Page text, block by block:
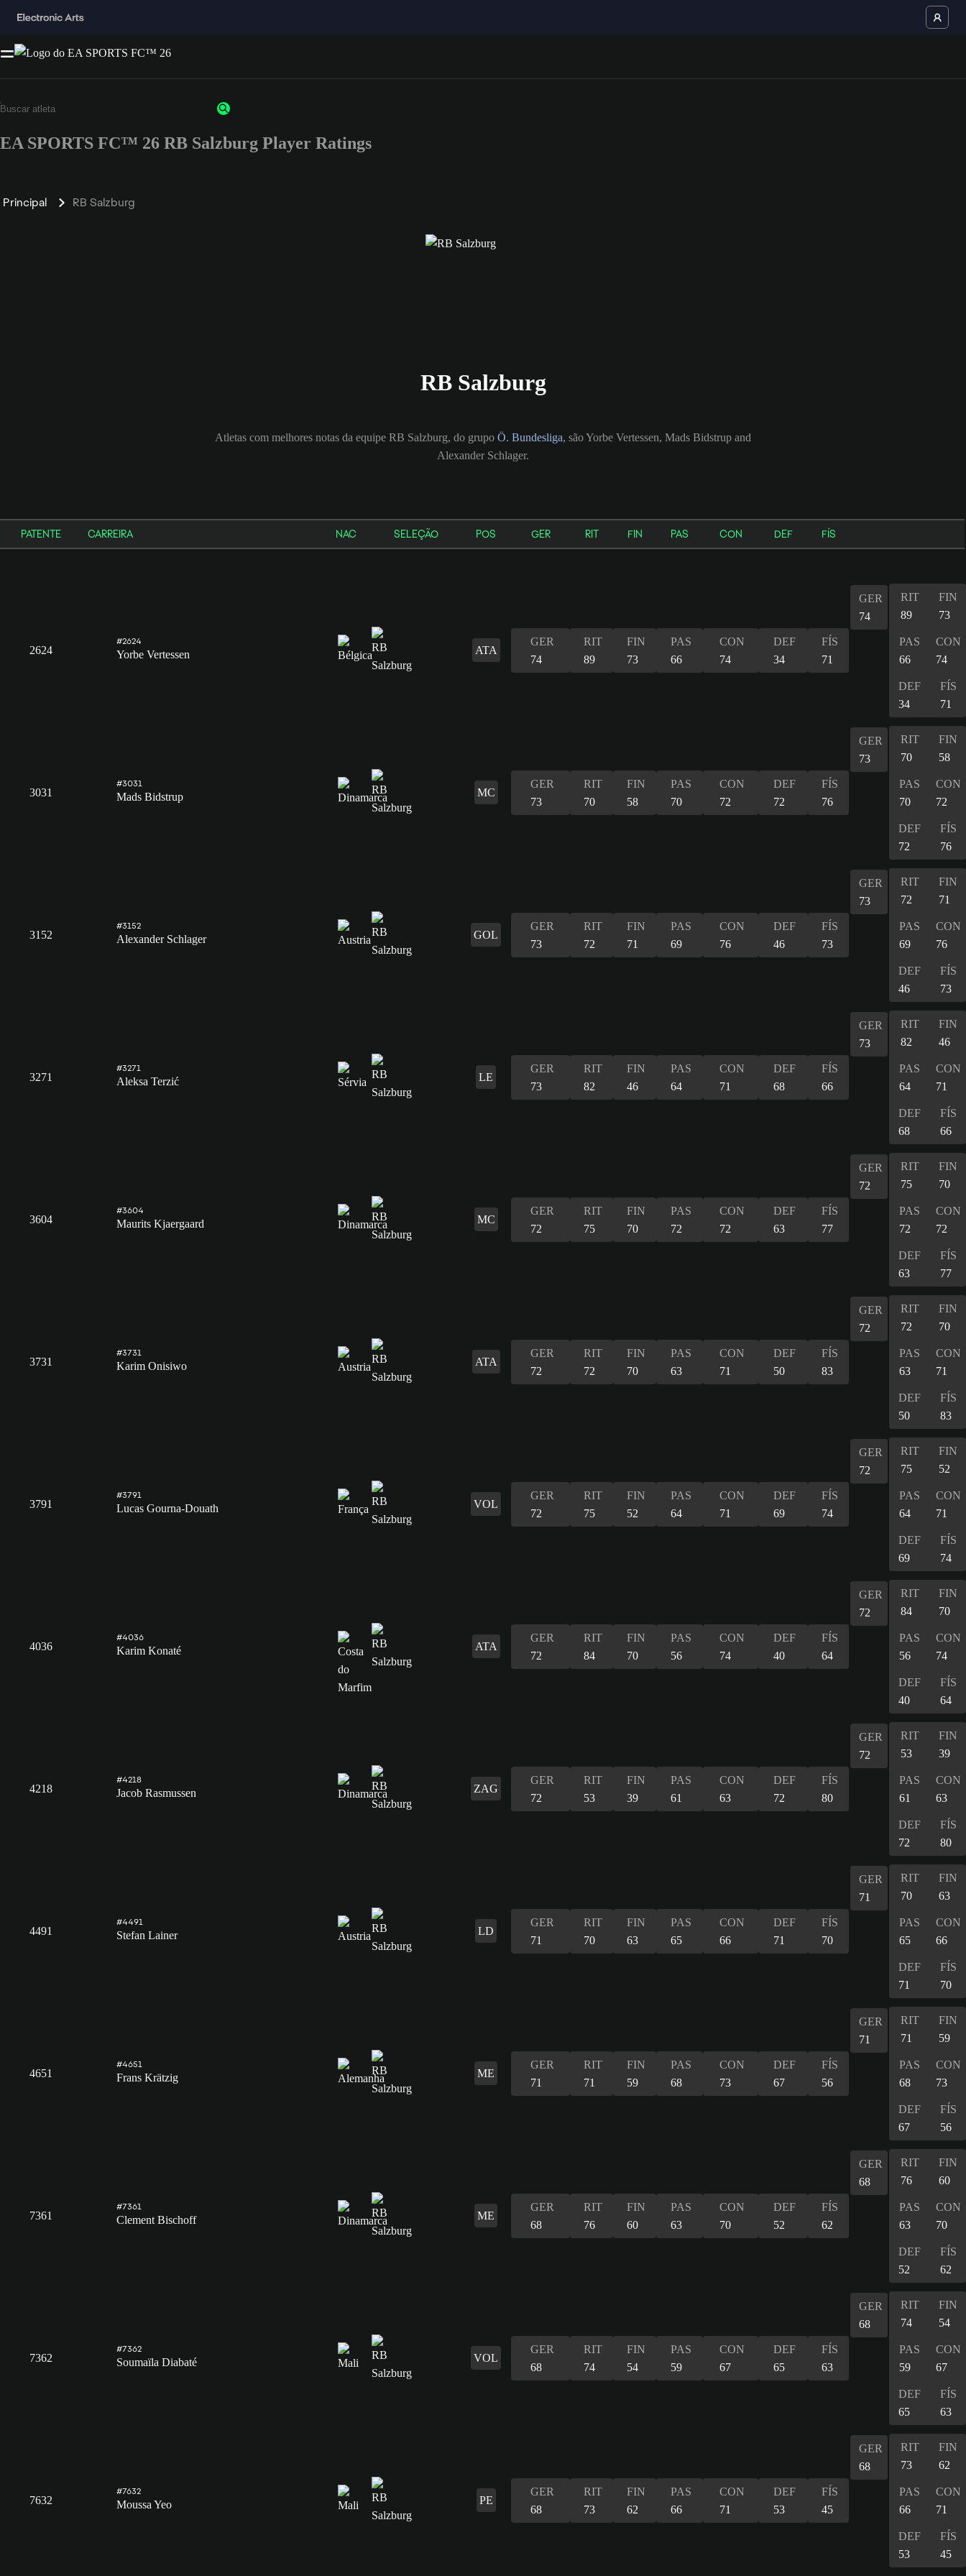
EA SPORTS FC™ 26 RB Salzburg Player Ratings
Principal RB Salzburg
RB Salzburg
Atletas com melhores notas da equipe RB Salzburg, do grupo Ö. Bundesliga, são Yorbe Vertessen, Mads Bidstrup and
Alexander Schlager.
PATENTE CARREIRA NAC SELEÇÃO POS GER RIT FIN PAS CON DEF FÍS
2624
#2624
Yorbe Vertessen ATA
GER
74
RIT
89
FIN
73
PAS
66
CON
74
DEF
34
FÍS
71
GER
74
RIT
89
FIN
73
PAS
66
CON
74
DEF
34
FÍS
71
3031
#3031
Mads Bidstrup MC
GER
73
RIT
70
FIN
58
PAS
70
CON
72
DEF
72
FÍS
76
GER
73
RIT
70
FIN
58
PAS
70
CON
72
DEF
72
FÍS
76
3152
#3152
Alexander Schlager GOL
GER
73
RIT
72
FIN
71
PAS
69
CON
76
DEF
46
FÍS
73
GER
73
RIT
72
FIN
71
PAS
69
CON
76
DEF
46
FÍS
73
3271
#3271
Aleksa Terzić LE
GER
73
RIT
82
FIN
46
PAS
64
CON
71
DEF
68
FÍS
66
GER
73
RIT
82
FIN
46
PAS
64
CON
71
DEF
68
FÍS
66
3604
#3604
Maurits Kjaergaard MC
GER
72
RIT
75
FIN
70
PAS
72
CON
72
DEF
63
FÍS
77
GER
72
RIT
75
FIN
70
PAS
72
CON
72
DEF
63
FÍS
77
3731
#3731
Karim Onisiwo ATA
GER
72
RIT
72
FIN
70
PAS
63
CON
71
DEF
50
FÍS
83
GER
72
RIT
72
FIN
70
PAS
63
CON
71
DEF
50
FÍS
83
3791
#3791
Lucas Gourna-Douath VOL
GER
72
RIT
75
FIN
52
PAS
64
CON
71
DEF
69
FÍS
74
GER
72
RIT
75
FIN
52
PAS
64
CON
71
DEF
69
FÍS
74
4036
#4036
Karim Konaté ATA
GER
72
RIT
84
FIN
70
PAS
56
CON
74
DEF
40
FÍS
64
GER
72
RIT
84
FIN
70
PAS
56
CON
74
DEF
40
FÍS
64
4218
#4218
Jacob Rasmussen ZAG
GER
72
RIT
53
FIN
39
PAS
61
CON
63
DEF
72
FÍS
80
GER
72
RIT
53
FIN
39
PAS
61
CON
63
DEF
72
FÍS
80
4491
#4491
Stefan Lainer LD
GER
71
RIT
70
FIN
63
PAS
65
CON
66
DEF
71
FÍS
70
GER
71
RIT
70
FIN
63
PAS
65
CON
66
DEF
71
FÍS
70
4651
#4651
Frans Krätzig ME
GER
71
RIT
71
FIN
59
PAS
68
CON
73
DEF
67
FÍS
56
GER
71
RIT
71
FIN
59
PAS
68
CON
73
DEF
67
FÍS
56
7361
#7361
Clement Bischoff ME
GER
68
RIT
76
FIN
60
PAS
63
CON
70
DEF
52
FÍS
62
GER
68
RIT
76
FIN
60
PAS
63
CON
70
DEF
52
FÍS
62
7362
#7362
Soumaïla Diabaté VOL
GER
68
RIT
74
FIN
54
PAS
59
CON
67
DEF
65
FÍS
63
GER
68
RIT
74
FIN
54
PAS
59
CON
67
DEF
65
FÍS
63
7632
#7632
Moussa Yeo PE
GER
68
RIT
73
FIN
62
PAS
66
CON
71
DEF
53
FÍS
45
GER
68
RIT
73
FIN
62
PAS
66
CON
71
DEF
53
FÍS
45